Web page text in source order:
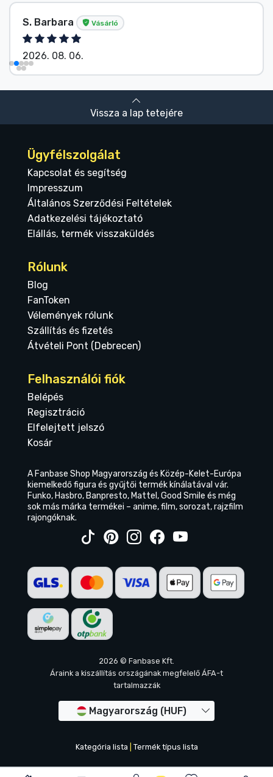
S. Barbara Vásárló
2026. 08. 06.
Vissza a lap tetejére
Ügyfélszolgálat
Kapcsolat és segítség
Impresszum
Általános Szerződési Feltételek
Adatkezelési tájékoztató
Elállás, termék visszaküldés
Rólunk
Blog
FanToken
Vélemények rólunk
Szállítás és fizetés
Átvételi Pont (Debrecen)
Felhasználói fiók
Belépés
Regisztráció
Elfelejtett jelszó
Kosár
A Fanbase Shop Magyarország és Közép-Kelet-Európa
kiemelkedő figura és gyűjtői termék kínálatával vár.
Funko, Hasbro, Banpresto, Mattel, Good Smile és még
sok más márka termékei – anime, film, sorozat, rajzfilm
rajongóknak.
2026 © Fanbase Kft.
Áraink a kiszállítás országának megfelelő ÁFA-t
tartalmazzák
Magyarország (HUF)
Kategória lista Termék típus lista